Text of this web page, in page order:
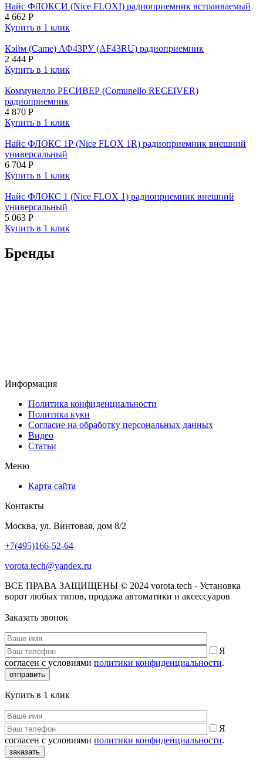
Найс ФЛОКСИ (Nice FLOXI) радиоприемник встраиваемый
4 662 Р
Купить в 1 клик
Кэйм (Came) АФ43РУ (AF43RU) радиоприемник
2 444 Р
Купить в 1 клик
Коммунелло РЕСИВЕР (Comunello RECEIVER)
радиоприемник
4 870 Р
Купить в 1 клик
Найс ФЛОКС 1Р (Nice FLOX 1R) радиоприемник внешний
универсальный
6 704 Р
Купить в 1 клик
Найс ФЛОКС 1 (Nice FLOX 1) радиоприемник внешний
универсальный
5 063 Р
Купить в 1 клик
Бренды
Информация
Политика конфиденциальности
Политика куки
Согласие на обработку персональных данных
Видео
Статьи
Меню
Карта сайта
Контакты
Москва, ул. Винтовая, дом 8/2
+7(495)166-52-64
vorota.tech@yandex.ru
ВСЕ ПРАВА ЗАЩИЩЕНЫ © 2024 vorota.tech - Установка
ворот любых типов, продажа автоматики и аксессуаров
Заказать звонок
Я
согласен с условиями политики конфиденциальности.
отправить
Купить в 1 клик
Я
согласен с условиями политики конфиденциальности.
заказать